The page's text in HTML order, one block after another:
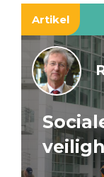
Artikel